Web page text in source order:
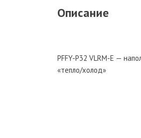
Описание
PFFY-P32 VLRM-E —
«тепло/холод»